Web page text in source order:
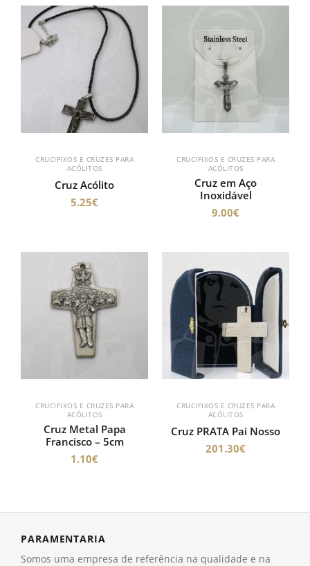
CRUCIFIXOS E CRUZES PARA
ACÓLITOS
Cruz Acólito
5.25€
CRUCIFIXOS E CRUZES PARA
ACÓLITOS
Cruz em Aço
Inoxidável
9.00€
CRUCIFIXOS E CRUZES PARA
ACÓLITOS
Cruz Metal Papa
Francisco – 5cm
1.10€
CRUCIFIXOS E CRUZES PARA
ACÓLITOS
Cruz PRATA Pai Nosso
201.30€
PARAMENTARIA
Somos uma empresa de referência na qualidade e na